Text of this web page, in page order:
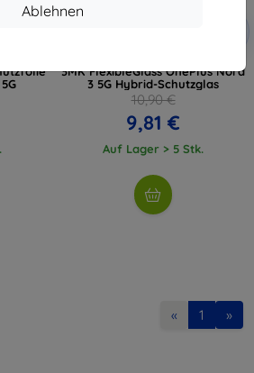
Ablehnen
3MK FlexibleGlass OnePlus Nord
3 5G Hybrid-Schutzglas
10,90 €
9,81 €
Auf Lager > 5 Stk.
« 1 »